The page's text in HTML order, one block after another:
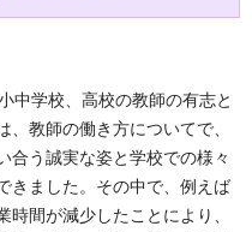
中学校、高校の教師の有志と
教師の働き方についてで、
合う誠実な姿と学校での様々
きました。その中で、例えば
間が減少したことにより、